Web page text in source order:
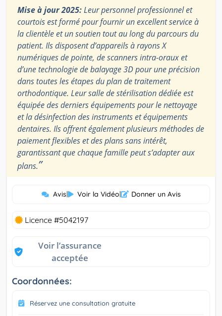
Mise à jour 2025:Leur personnel professionnel et
courtois est formé pour fournir un excellent service à
la clientèle et un soutien tout au long du parcours du
patient. Ils disposent d’appareils à rayons X
numériques de pointe, de scanners intra-oraux et
d’une technologie de balayage 3D pour une précision
dans toutes les étapes du plan de traitement
orthodontique. Leur salle de stérilisation dédiée est
équipée des derniers équipements pour le nettoyage
et la désinfection des instruments et équipements
dentaires. Ils offrent également plusieurs méthodes de
paiement flexibles et des plans sans intérêt,
garantissant que chaque famille peut s’adapter aux
plans.”
Avis| Voir la Vidéo| Donner un Avis
Licence #5042197
Voir l’assurance
acceptée
Coordonnées:
Réservez une consultation gratuite